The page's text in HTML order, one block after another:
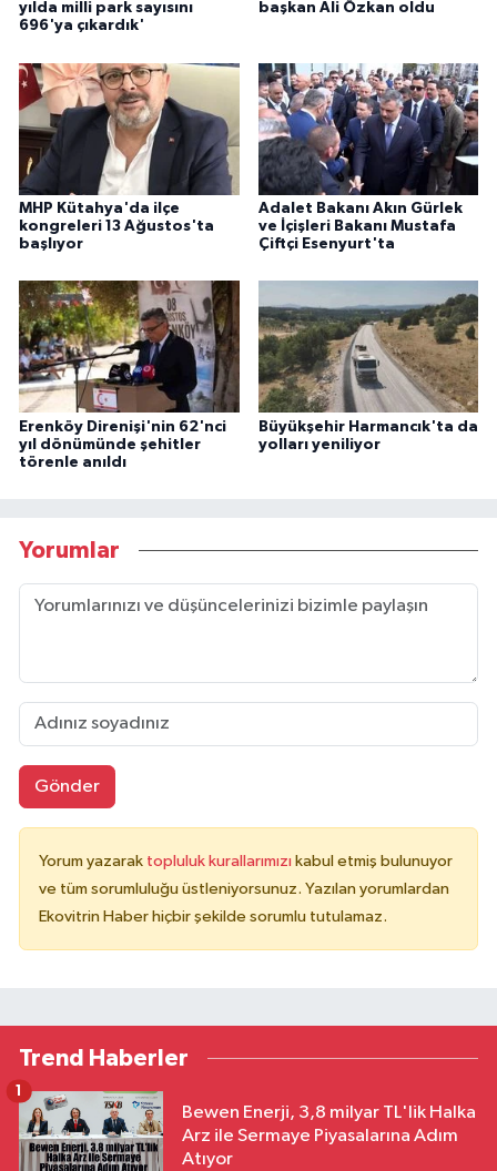
yılda milli park sayısını
696'ya çıkardık'
başkan Ali Özkan oldu
MHP Kütahya'da ilçe
kongreleri 13 Ağustos'ta
başlıyor
Adalet Bakanı Akın Gürlek
ve İçişleri Bakanı Mustafa
Çiftçi Esenyurt'ta
Erenköy Direnişi'nin 62'nci
yıl dönümünde şehitler
törenle anıldı
Büyükşehir Harmancık'ta da
yolları yeniliyor
Yorumlar
Gönder
Yorum yazarak topluluk kurallarımızı kabul etmiş bulunuyor
ve tüm sorumluluğu üstleniyorsunuz. Yazılan yorumlardan
Ekovitrin Haber hiçbir şekilde sorumlu tutulamaz.
Trend Haberler
Bewen Enerji, 3,8 milyar TL'lik Halka
Arz ile Sermaye Piyasalarına Adım
Atıyor
1